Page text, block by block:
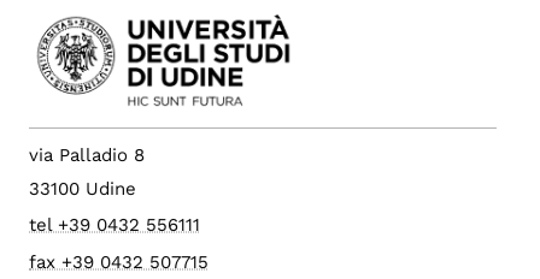
via Palladio 8
33100 Udine
tel +39 0432 556111
fax +39 0432 507715